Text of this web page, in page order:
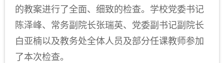
的教案进行了全面、细致的检查。学校党委书记
陈泽峰、常务副院长张瑞英、党委副书记副院长
白亚楠以及教务处全体人员及部分任课教师参加
了本次检查。